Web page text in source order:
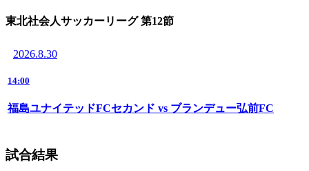
東北社会人サッカーリーグ 第12節
2026.8.30
14:00
福島ユナイテッドFCセカンド vs ブランデュー弘前FC
試合結果